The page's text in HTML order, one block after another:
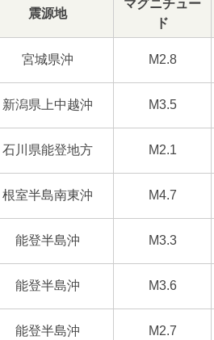
震源地
マグニチュー
ド
宮城県沖 M2.8
新潟県上中越沖 M3.5
石川県能登地方 M2.1
根室半島南東沖 M4.7
能登半島沖 M3.3
能登半島沖 M3.6
能登半島沖 M2.7